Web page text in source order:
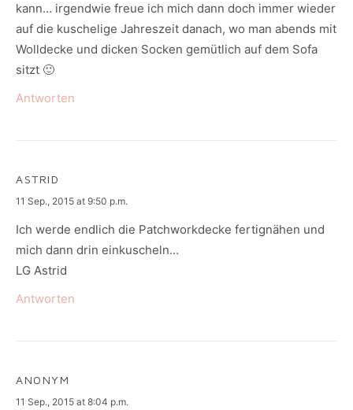
kann… irgendwie freue ich mich dann doch immer wieder
auf die kuschelige Jahreszeit danach, wo man abends mit
Wolldecke und dicken Socken gemütlich auf dem Sofa
sitzt 🙂
Antworten
ASTRID
says:
11 Sep., 2015 at 9:50 p.m.
Ich werde endlich die Patchworkdecke fertignähen und
mich dann drin einkuscheln…
LG Astrid
Antworten
ANONYM
says:
11 Sep., 2015 at 8:04 p.m.